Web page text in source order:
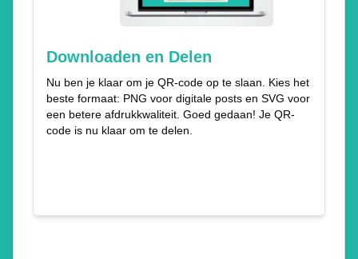
Downloaden en Delen
Nu ben je klaar om je QR-code op te slaan. Kies het
beste formaat: PNG voor digitale posts en SVG voor
een betere afdrukkwaliteit. Goed gedaan! Je QR-
code is nu klaar om te delen.